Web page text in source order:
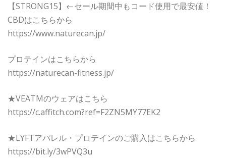
【STRONG15】←セール期間中もコード使用で最安値！
CBDはこちらから
https://www.naturecan.jp/
プロテインはこちらから
https://naturecan-fitness.jp/
★VEATMのウェアはこちら
https://c.affitch.com?ref=F2ZN5MY77EK2
★LYFTアパレル・プロテインのご購入はこちらから
https://bit.ly/3wPVQ3u